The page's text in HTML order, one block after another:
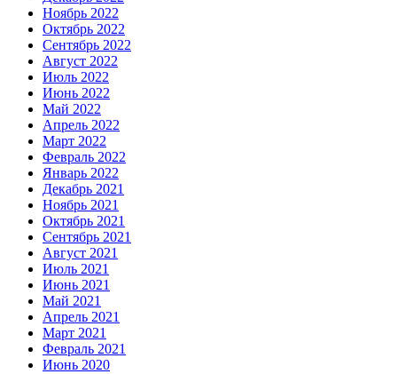
Ноябрь 2022
Октябрь 2022
Сентябрь 2022
Август 2022
Июль 2022
Июнь 2022
Май 2022
Апрель 2022
Март 2022
Февраль 2022
Январь 2022
Декабрь 2021
Ноябрь 2021
Октябрь 2021
Сентябрь 2021
Август 2021
Июль 2021
Июнь 2021
Май 2021
Апрель 2021
Март 2021
Февраль 2021
Июнь 2020